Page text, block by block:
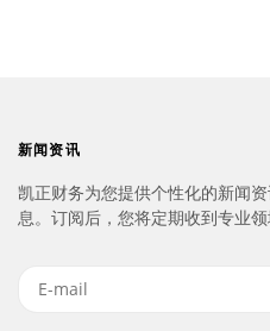
新闻资讯
凯正财务为您提供个性化的新闻
息。订阅后，您将定期收到专业领